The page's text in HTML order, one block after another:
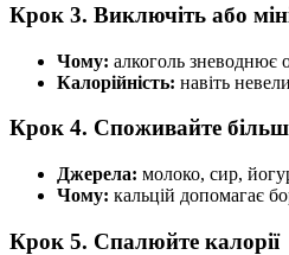
Крок 3. Виключіть або
Чому: алкоголь зневоднює
Калорійність: навіть
Крок 4. Споживайте
Джерела: молоко, сир,
Чому: кальцій допомагає
Крок 5. Спалюйте калорії